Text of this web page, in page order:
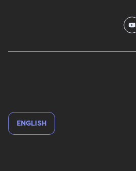
ENGLISH